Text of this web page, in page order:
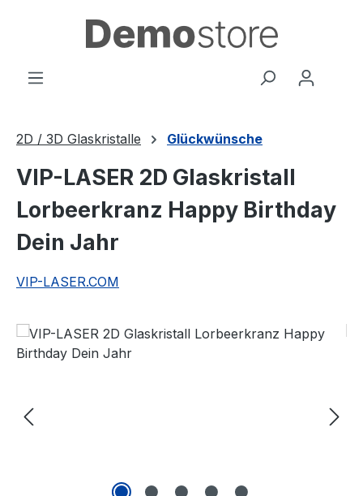
Zum Hauptinhalt springen
2D / 3D Glaskristalle Glückwünsche
VIP-LASER 2D Glaskristall
Lorbeerkranz Happy Birthday
Dein Jahr
VIP-LASER.COM
Bildergalerie überspringen